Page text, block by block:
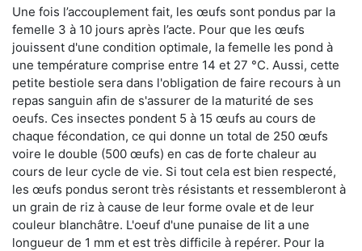
Une fois l’accouplement fait, les œufs sont pondus par la
femelle 3 à 10 jours après l’acte. Pour que les œufs
jouissent d'une condition optimale, la femelle les pond à
une température comprise entre 14 et 27 °C. Aussi, cette
petite bestiole sera dans l'obligation de faire recours à un
repas sanguin afin de s'assurer de la maturité de ses
oeufs. Ces insectes pondent 5 à 15 œufs au cours de
chaque fécondation, ce qui donne un total de 250 œufs
voire le double (500 œufs) en cas de forte chaleur au
cours de leur cycle de vie. Si tout cela est bien respecté,
les œufs pondus seront très résistants et ressembleront à
un grain de riz à cause de leur forme ovale et de leur
couleur blanchâtre. L'oeuf d'une punaise de lit a une
longueur de 1 mm et est très difficile à repérer. Pour la